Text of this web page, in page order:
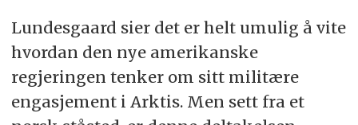
Lundesgaard sier det er helt umulig å vite
hvordan den nye amerikanske
regjeringen tenker om sitt militære
engasjement i Arktis. Men sett fra et